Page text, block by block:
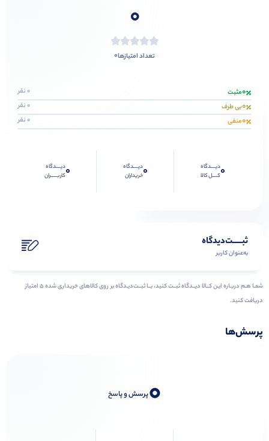
0
تعداد امتیازها0
0مثبت 0 نفر
0بی طرف 0 نفر
0منفی 0 نفر
0دیــــدگاه
کــــل کالا
0دیــــدگاه
خریداران
0دیــــدگاه
کاربـــــران
ثبـــــت‌دیدگاه
به‌عنوان کاربر
شمـا هـم دربـاره ایـن کــالا دیــدگاه ثبــت کنید، بــا ثبــت‌دیـدگاه بر روی کالاهای خریداری شده ۵ امتیاز
دریافت کنید.
پرسش‌ها
0پرسش و پاسخ